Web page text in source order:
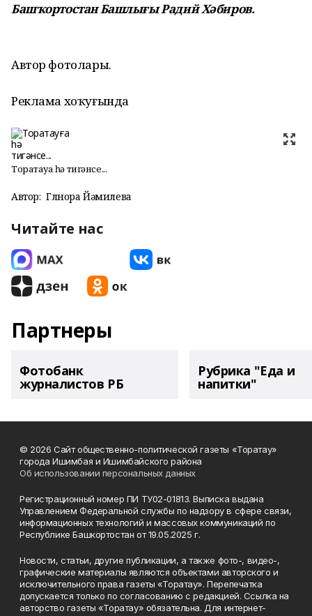
Башҡортостан Башлығы Радий Хәбиров.
Автор фотолары.
Реклама хоҡуғында
Торатауға һә тигәнсе...
Автор: Гөлнора Йәмилева
Читайте нас
Партнеры
Фотобанк
журналистов РБ
Рубрика "Еда и
напитки"
© 2026 Сайт общественно-политической газеты «Торатау»
города Ишимбая и Ишимбайского района
Об использовании персональных данных
Регистрационный номер ПИ ТУ02-01813. Выписка выдана
Управлением Федеральной службы по надзору в сфере связи,
информационных технологий и массовых коммуникаций по
Республике Башкортостан от 19.05.2025 г.
Новости, статьи, другие публикации, а также фото-, видео-,
графические материалы являются объектами авторского и
исключительного права газеты «Торатау». Перепечатка
допускается только по согласованию с редакцией. Ссылка на
авторство газеты «Торатау» обязательна. Для интернет-